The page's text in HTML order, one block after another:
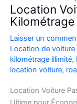
Maroc
pour
explorer
l’Atlas
et
le
Location
Laisser un
Location de voiture
kilométrage illimité,
location voiture,
Location Voiture